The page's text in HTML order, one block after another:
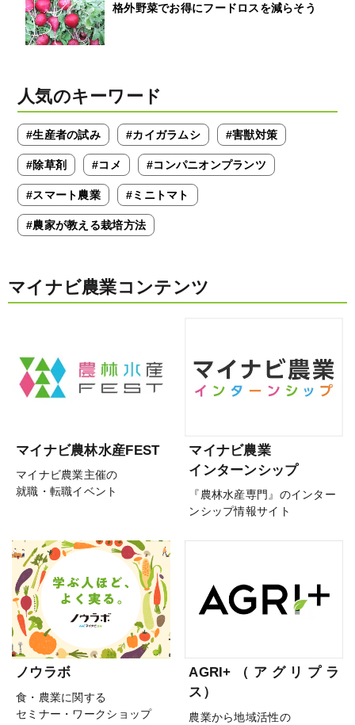
格外野菜でお得にフードロスを減らそう
人気のキーワード
#生産者の試み #カイガラムシ #害獣対策
#除草剤 #コメ #コンパニオンプランツ
#スマート農業 #ミニトマト
#農家が教える栽培方法
マイナビ農業コンテンツ
マイナビ農林水産FEST
マイナビ農業主催の
就職・転職イベント
マイナビ農業
インターンシップ
『農林水産専門』のインター
ンシップ情報サイト
ノウラボ
食・農業に関する
セミナー・ワークショップ
AGRI+（アグリプラ
ス）
農業から地域活性の